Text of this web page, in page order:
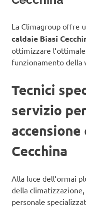
La Climagroup offre
caldaie Biasi
ottimizzare
funzionamento della
Tecnici
servizio
Cecchina
Alla luce dell’ormai
della climatizzazione,
personale